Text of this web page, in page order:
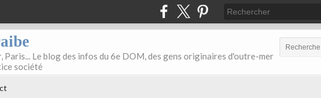
Paris... Le blog des infos du 6e DOM, des gens originaires d'outre-mer
société